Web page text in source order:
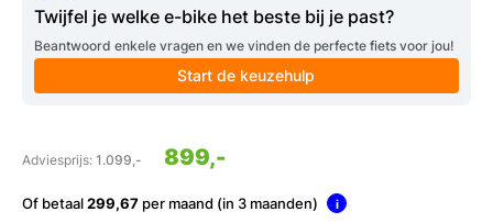
Twijfel je welke e-bike het beste bij je past?
Beantwoord enkele vragen en we vinden de perfecte fiets voor jou!
Start de keuzehulp
Adviesprijs: 1.099,- 899,-
Of betaal299,67 per maand (in 3 maanden) i